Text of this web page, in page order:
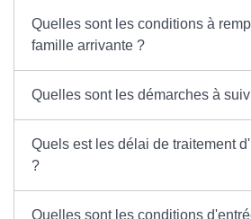
Quelles sont les conditions à
famille arrivante ?
Quelles sont les démarches à
Quels est les délai de traitement
?
Quelles sont les conditions